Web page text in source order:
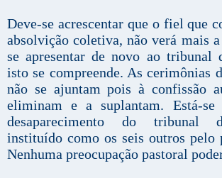
Deve-se acrescentar que o fiel que
absolvição coletiva, não verá mais a
se apresentar de novo ao tribunal
isto se compreende. As cerimônias
não se ajuntam pois à confissão
eliminam e a suplantam. Está-
desaparecimento do tribunal
instituído como os seis outros pelo
Nenhuma preocupação pastoral